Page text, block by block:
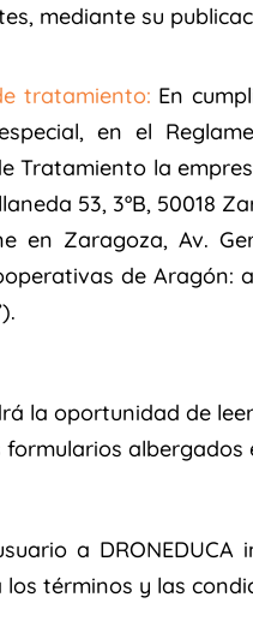
mediante su
tratamiento: En
en el
Tratamiento la
53, 3ºB, 50018
en Zaragoza, Av.
de Aragón:
la oportunidad de
albergados
a
términos y las